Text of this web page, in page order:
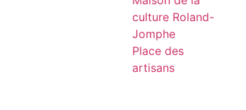
culture Roland-
Jomphe
Place des
artisans